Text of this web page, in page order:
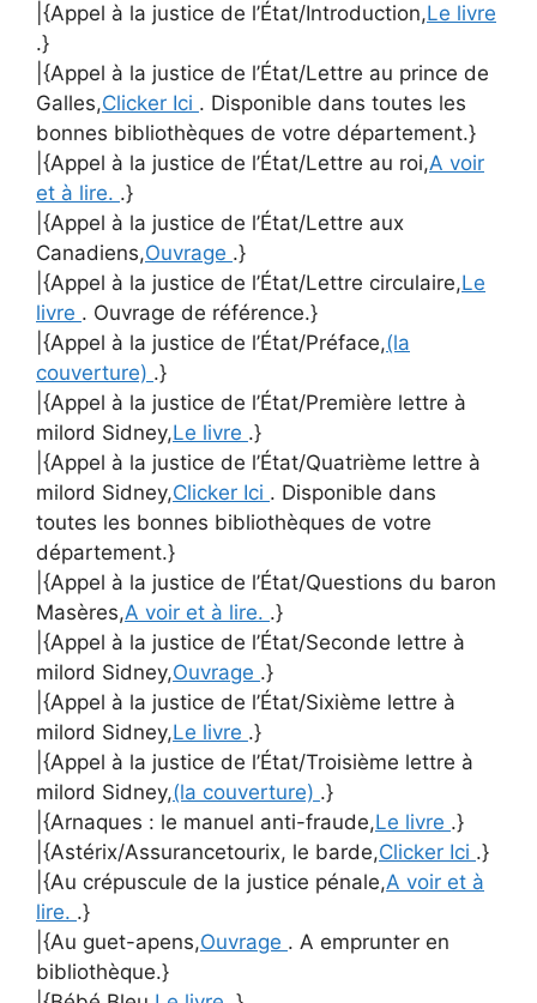
|{Appel à la justice de l’État/Introduction,Le livre
.}
|{Appel à la justice de l’État/Lettre au prince de
Galles,Clicker Ici . Disponible dans toutes les
bonnes bibliothèques de votre département.}
|{Appel à la justice de l’État/Lettre au roi,A voir
et à lire. .}
|{Appel à la justice de l’État/Lettre aux
Canadiens,Ouvrage .}
|{Appel à la justice de l’État/Lettre circulaire,Le
livre . Ouvrage de référence.}
|{Appel à la justice de l’État/Préface,(la
couverture) .}
|{Appel à la justice de l’État/Première lettre à
milord Sidney,Le livre .}
|{Appel à la justice de l’État/Quatrième lettre à
milord Sidney,Clicker Ici . Disponible dans
toutes les bonnes bibliothèques de votre
département.}
|{Appel à la justice de l’État/Questions du baron
Masères,A voir et à lire. .}
|{Appel à la justice de l’État/Seconde lettre à
milord Sidney,Ouvrage .}
|{Appel à la justice de l’État/Sixième lettre à
milord Sidney,Le livre .}
|{Appel à la justice de l’État/Troisième lettre à
milord Sidney,(la couverture) .}
|{Arnaques : le manuel anti-fraude,Le livre .}
|{Astérix/Assurancetourix, le barde,Clicker Ici .}
|{Au crépuscule de la justice pénale,A voir et à
lire. .}
|{Au guet-apens,Ouvrage . A emprunter en
bibliothèque.}